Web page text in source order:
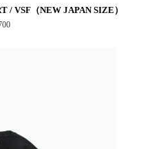
/ VSF（NEW JAPAN SIZE）